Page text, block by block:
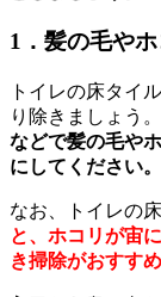
1．髪の毛や
トイレの床タイ
り除きましょう
などで髪の毛や
にしてください。
なお、トイレの
と、ホコリが宙
き掃除がおすすめ